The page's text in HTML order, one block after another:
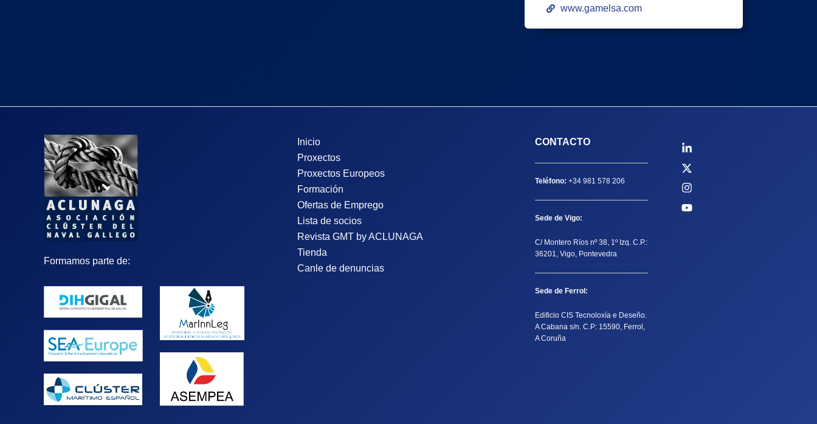
www.gamelsa.com
Formamos parte de:
Inicio
Proxectos
Proxectos Europeos
Formación
Ofertas de Emprego
Lista de socios
Revista GMT by ACLUNAGA
Tienda
Canle de denuncias
CONTACTO
Teléfono: +34 981 578 206
Sede de Vigo:
C/ Montero Ríos nº 38, 1º Izq. C.P.:
36201, Vigo, Pontevedra
Sede de Ferrol:
Edificio CIS Tecnoloxía e Deseño.
A Cabana s/n. C.P: 15590, Ferrol,
A Coruña